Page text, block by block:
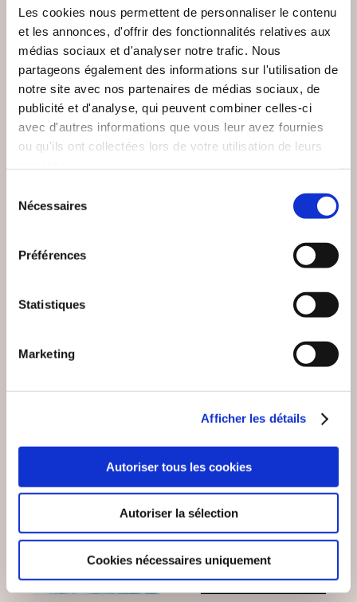
Les cookies nous permettent de personnaliser le contenu
et les annonces, d'offrir des fonctionnalités relatives aux
médias sociaux et d'analyser notre trafic. Nous
partageons également des informations sur l'utilisation de
notre site avec nos partenaires de médias sociaux, de
publicité et d'analyse, qui peuvent combiner celles-ci
avec d'autres informations que vous leur avez fournies
ou qu'ils ont collectées lors de votre utilisation de leurs
Nécessaires
Préférences
Statistiques
Marketing
Afficher les détails
Autoriser tous les cookies
Autoriser la sélection
Cookies nécessaires uniquement
POURQUOI SUIS-JE
Essais sociétaux
(0 avis)
LE NOUVEL ORDRE
Essais sociétaux